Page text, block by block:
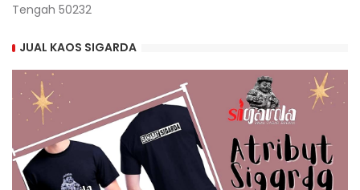
Tengah 50232
JUAL KAOS SIGARDA